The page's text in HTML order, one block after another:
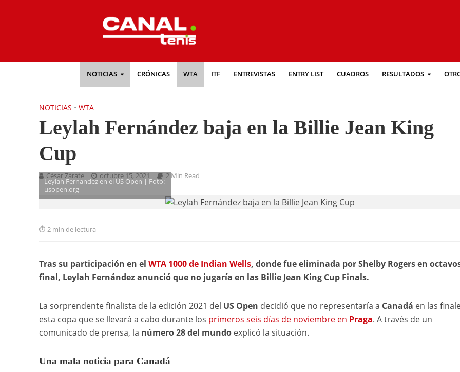
NOTICIAS CRÓNICAS WTA ITF ENTREVISTAS ENTRY LIST CUADROS RESULTADOS
NOTICIAS • WTA
Leylah Fernández baja en la Billie Jean King
Cup
César Zárate octubre 15, 2021 2 Min Read
Leylah Fernandez en el US Open | Foto:
usopen.org
2 min de lectura
Tras su participación en el WTA 1000 de Indian Wells, donde fue eliminada por Shelby Rogers en
final, Leylah Fernández anunció que no jugaría en las Billie Jean King Cup Finals.
La sorprendente finalista de la edición 2021 del US Open decidió que no representaría a Canadá en las
esta copa que se llevará a cabo durante los primeros seis días de noviembre en Praga. A través de un
comunicado de prensa, la número 28 del mundoexplicó la situación.
Una mala noticia para Canadá